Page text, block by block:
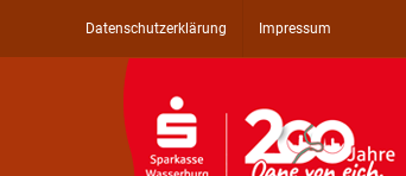
Datenschutzerklärung Impressum